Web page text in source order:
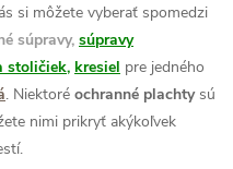
si môžete vyberať spomedzi
súpravy, súpravy
stoličiek, kresiel pre jedného
. Niektoré ochranné plachty sú
nimi prikryť akýkoľvek